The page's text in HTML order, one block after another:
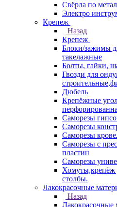
Свёрла по
Электро
Крепеж
Назад
Крепеж
Блоки/зажимы
такелажные
Болты, гайки,
Гвозди для
Дюбель
Крепёжные
Саморезы
Саморезы
Саморезы
Саморезы с
пластин
Саморезы
Хомуты,крепёж
столбы.
Лакокрасочные
Назад
Лакокрасочные